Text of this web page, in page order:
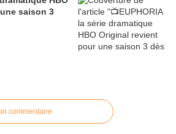
saison 3
commentaire